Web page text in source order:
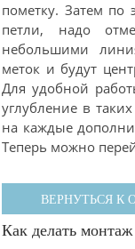
пометку. Затем по
петли, надо
небольшими
меток и будут
Для удобной
углубление в
на каждые
Теперь можно
ВЕРНУТЬСЯ К
Как делать монтаж